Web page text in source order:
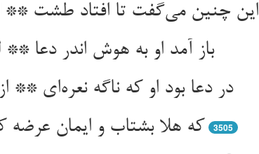
این چنین می‌گفت تا افتاد طشت
باز آمد او به هوش اندر دعا
در دعا بود او که ناگه نعره‌ای
که هلا بشتاب و ایمان عرضه
3505